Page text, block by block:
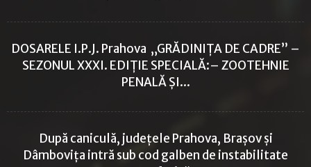
DOSARELE I.P.J. Prahova „GRĂDINIȚA DE CADRE” –
SEZONUL XXXI. EDIȚIE SPECIALĂ:– ZOOTEHNIE
PENALĂ ȘI...
După caniculă, județele Prahova, Brașov și
Dâmbovița intră sub cod galben de instabilitate